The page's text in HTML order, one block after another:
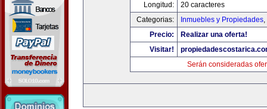
Longitud:
20 caracteres
Categorias:
Inmuebles y Propiedades,
Precio:
Realizar una oferta!
Visitar!
Serán consideradas